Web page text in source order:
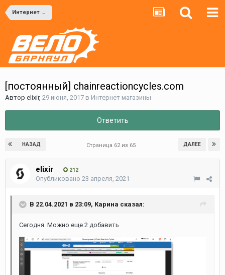
Интернет магазины
[постоянный] chainreactioncycles.com
Автор elixir, 29 июня, 2017 в Интернет магазины
Ответить
НАЗАД ДАЛЕЕ
Страница 62 из 65
elixir 212
Опубликовано 23 апреля, 2021
В 22.04.2021 в 23:09, Карина сказал:
Сегодня. Можно еще 2 добавить